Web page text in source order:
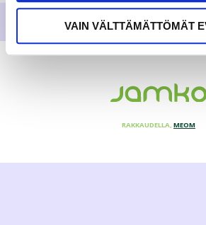
VAIN VÄLTTÄMÄTTÖMÄT
RAKKAUDELLA, MEOM